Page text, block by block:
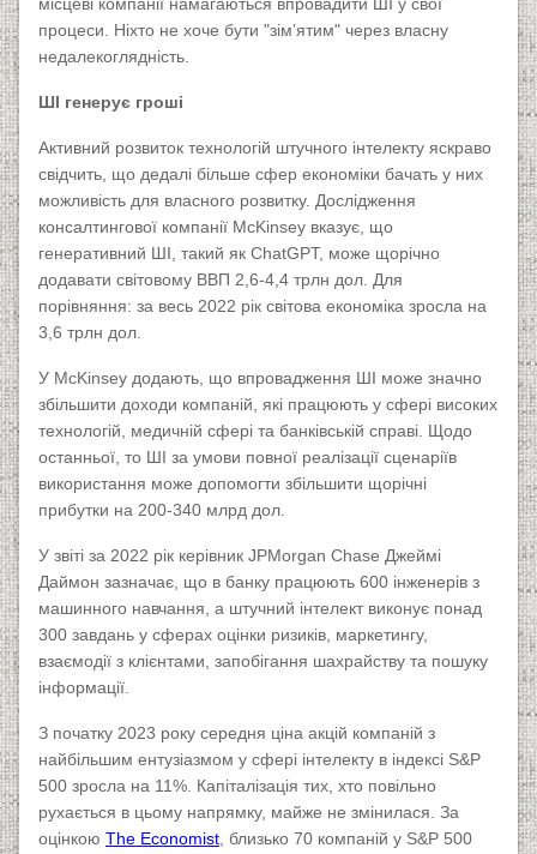
процеси. Ніхто не хоче бути "зімʼятим" через власну
недалекоглядність.
ШІ генерує гроші
Активний розвиток технологій штучного інтелекту яскраво
свідчить, що дедалі більше сфер економіки бачать у них
можливість для власного розвитку. Дослідження
консалтингової компанії McKinsey вказує, що
генеративний ШІ, такий як ChatGPT, може щорічно
додавати світовому ВВП 2,6-4,4 трлн дол. Для
порівняння: за весь 2022 рік світова економіка зросла на
3,6 трлн дол.
У McKinsey додають, що впровадження ШІ може значно
збільшити доходи компаній, які працюють у сфері високих
технологій, медичній сфері та банківській справі. Щодо
останньої, то ШІ за умови повної реалізації сценаріїв
використання може допомогти збільшити щорічні
прибутки на 200-340 млрд дол.
У звіті за 2022 рік керівник JPMorgan Chase Джеймі
Даймон зазначає, що в банку працюють 600 інженерів з
машинного навчання, а штучний інтелект виконує понад
300 завдань у сферах оцінки ризиків, маркетингу,
взаємодії з клієнтами, запобігання шахрайству та пошуку
інформації.
З початку 2023 року середня ціна акцій компаній з
найбільшим ентузіазмом у сфері інтелекту в індексі S&P
500 зросла на 11%. Капіталізація тих, хто повільно
рухається в цьому напрямку, майже не змінилася. За
оцінкою The Economist , близько 70 компаній у S&P 500